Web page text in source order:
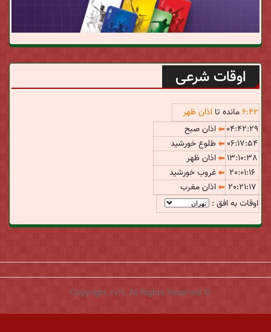
اوقات شرعی
6:42 مانده تا اذان ظهر
04:42:29
اذان صبح
06:17:54
طلوع خورشید
13:10:38
اذان ظهر
20:01:16
غروب خورشید
20:21:17
اذان مغرب
اوقات به افق :
© Copyright 2019, All Rights Reserved